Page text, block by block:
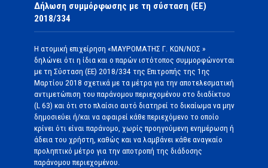
Δήλωση συμμόρφωσης με τη σύσταση (ΕΕ)
2018/334
Η ατομική επιχείρηση «ΜΑΥΡΟΜΑΤΗΣ Γ. ΚΩΝ/ΝΟΣ »
δηλώνει ότι η ίδια και ο παρών ιστότοπος συμμορφώνονται
με τη Σύσταση (ΕΕ) 2018/334 της Επιτροπής της 1ης
Μαρτίου 2018 σχετικά με τα μέτρα για την αποτελεσματική
αντιμετώπιση του παράνομου περιεχομένου στο διαδίκτυο
(L 63) και ότι στο πλαίσιο αυτό διατηρεί το δικαίωμα να μην
δημοσιεύει ή/και να αφαιρεί κάθε περιεχόμενο το οποίο
κρίνει ότι είναι παράνομο, χωρίς προηγούμενη ενημέρωση ή
άδεια του χρήστη, καθώς και να λαμβάνει κάθε αναγκαίο
προληπτικό μέτρο για την αποτροπή της διάδοσης
παράνομου περιεχομένου.